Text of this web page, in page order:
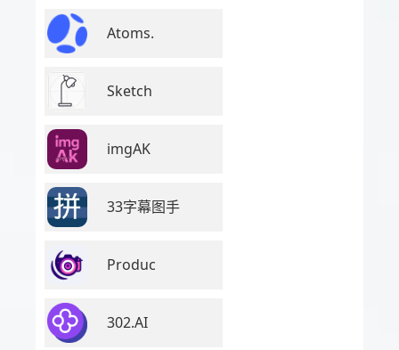
Atoms.
Sketch
imgAK
33字幕图手
Produc
302.AI